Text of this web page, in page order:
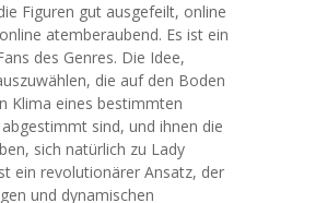
Figuren gut ausgefeilt, online
atemberaubend. Es ist ein
des Genres. Die Idee,
die auf den Boden
Klima eines bestimmten
sind, und ihnen die
sich natürlich zu Lady
ein revolutionärer Ansatz, der
und dynamischen